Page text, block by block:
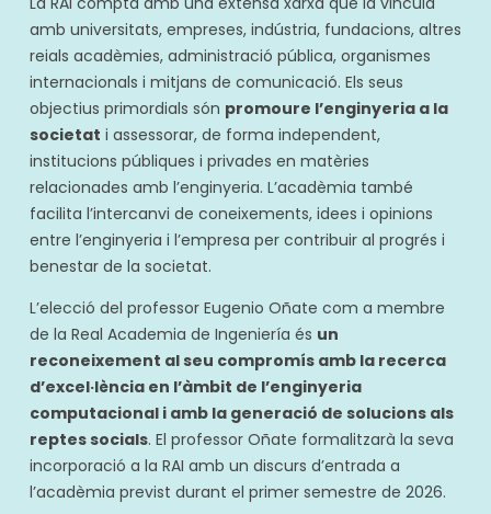
amb universitats, empreses, indústria, fundacions, altres
reials acadèmies, administració pública, organismes
internacionals i mitjans de comunicació. Els seus
objectius primordials són promoure l’enginyeria a la
societat i assessorar, de forma independent,
institucions públiques i privades en matèries
relacionades amb l’enginyeria. L’acadèmia també
facilita l’intercanvi de coneixements, idees i opinions
entre l’enginyeria i l’empresa per contribuir al progrés i
benestar de la societat.
L’elecció del professor Eugenio Oñate com a membre
de la Real Academia de Ingeniería és un
reconeixement al seu compromís amb la recerca
d’excel·lència en l’àmbit de l’enginyeria
computacional i amb la generació de solucions als
reptes socials. El professor Oñate formalitzarà la seva
incorporació a la RAI amb un discurs d’entrada a
l’acadèmia previst durant el primer semestre de 2026.